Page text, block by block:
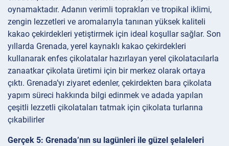
oynamaktadır. Adanın verimli toprakları ve tropikal iklimi,
zengin lezzetleri ve aromalarıyla tanınan yüksek kaliteli
kakao çekirdekleri yetiştirmek için ideal koşullar sağlar. Son
yıllarda Grenada, yerel kaynaklı kakao çekirdekleri
kullanarak enfes çikolatalar hazırlayan yerel çikolatacılarla
zanaatkar çikolata üretimi için bir merkez olarak ortaya
çıktı. Grenada’yı ziyaret edenler, çekirdekten bara çikolata
yapım süreci hakkında bilgi edinmek ve adada yapılan
çeşitli lezzetli çikolataları tatmak için çikolata turlarına
çıkabilirler
Gerçek 5: Grenada’nın su lagünleri ile güzel şelaleleri